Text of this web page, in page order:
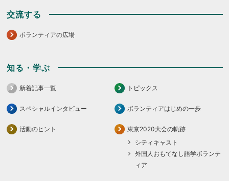
交流する
ボランティアの広場
知る・学ぶ
新着記事一覧 トピックス
スペシャルインタビュー ボランティアはじめの一歩
活動のヒント
東京2020大会の軌跡
シティキャスト
外国人おもてなし語学ボランテ
ィア